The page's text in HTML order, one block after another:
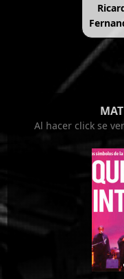
Al hacer click se